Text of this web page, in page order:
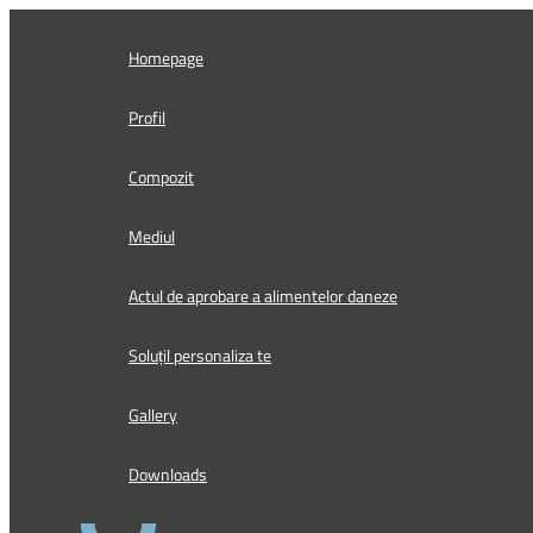
Homepage
Profil
Compozit
Mediul
Actul de aprobare a alimentelor daneze
Soluțil personaliza te
Gallery
Downloads